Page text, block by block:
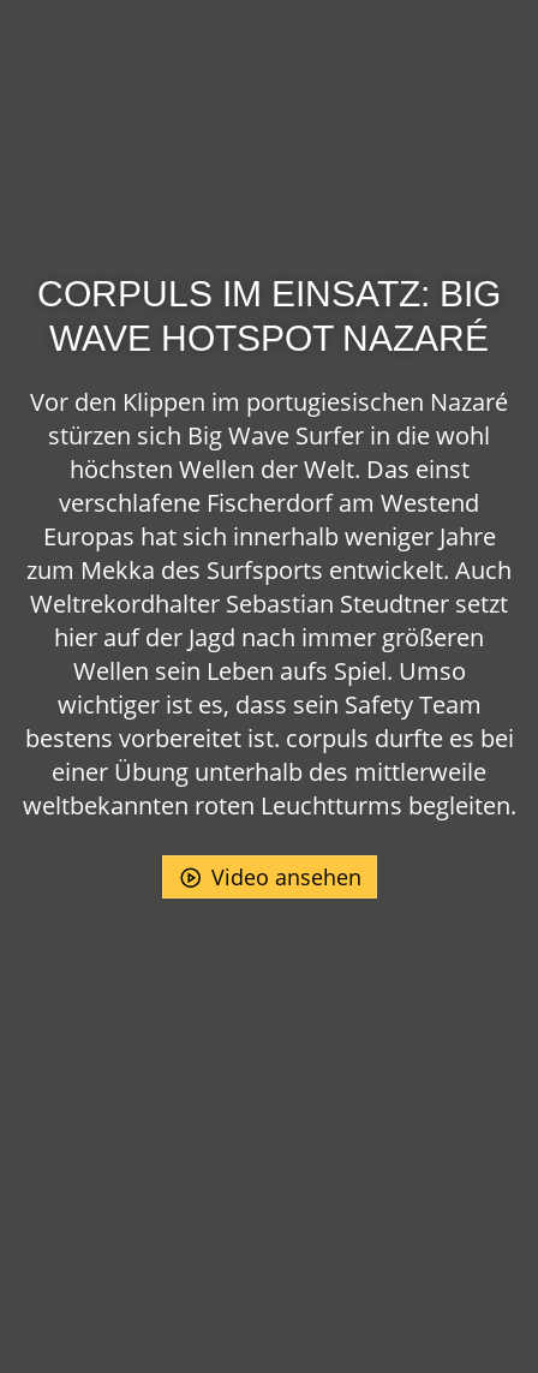
CORPULS IM EINSATZ: BIG
WAVE HOTSPOT NAZARÉ
Vor den Klippen im portugiesischen Nazaré
stürzen sich Big Wave Surfer in die wohl
höchsten Wellen der Welt. Das einst
verschlafene Fischerdorf am Westend
Europas hat sich innerhalb weniger Jahre
zum Mekka des Surfsports entwickelt. Auch
Weltrekordhalter Sebastian Steudtner setzt
hier auf der Jagd nach immer größeren
Wellen sein Leben aufs Spiel. Umso
wichtiger ist es, dass sein Safety Team
bestens vorbereitet ist. corpuls durfte es bei
einer Übung unterhalb des mittlerweile
weltbekannten roten Leuchtturms begleiten.
Video ansehen